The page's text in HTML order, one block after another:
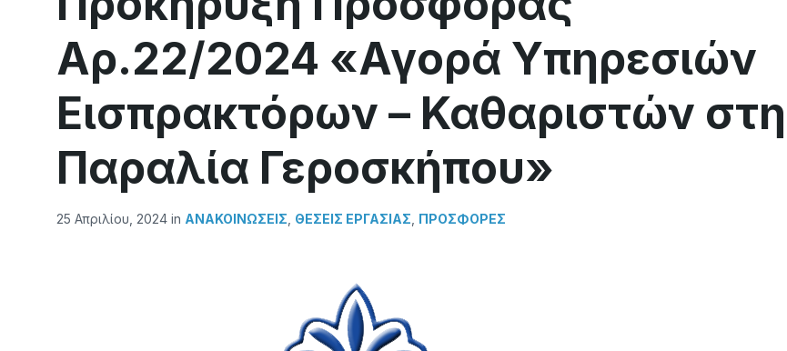
Αρ.22/2024 «Αγορά Υπηρεσιών
Εισπρακτόρων – Καθαριστών στη
Παραλία Γεροσκήπου»
25 Απριλίου, 2024 in ΑΝΑΚΟΙΝΏΣΕΙΣ ΘΈΣΕΙΣ ΕΡΓΑΣΊΑΣ ΠΡΟΣΦΟΡΈΣ